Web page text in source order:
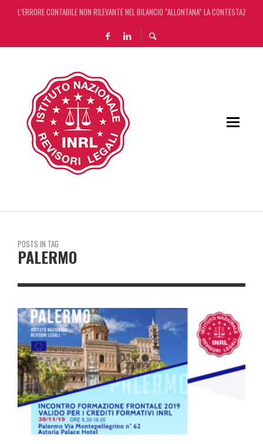
L’ERRORE CONTABILE NON RILEVANTE NEL BILANCIO “ALLONTANA” LA CONTESTAZIONE
DECRETO OMNIBUS: CON IL CONCORDATO UNO ‘SCUDO’ FISCALE DI 4 ANNI
CHIUSURA ESTIVA DELLA RASSEGNA STAMPA INRL: DAL 10 AL 24 AGOSTO
POSTS IN TAG
PALERMO